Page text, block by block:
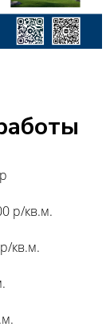
р/кв.м.
кв.м.